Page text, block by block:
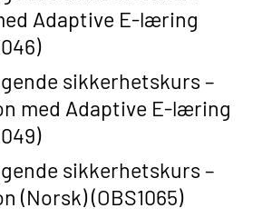
Adaptive E-læring
sikkerhetskurs –
med Adaptive E-læring
sikkerhetskurs –
(Norsk) (OBS1065)